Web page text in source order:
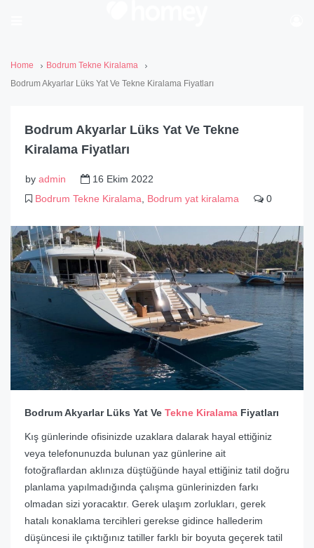
Home
Bodrum Tekne Kiralama
Bodrum Akyarlar Lüks Yat Ve Tekne Kiralama Fiyatları
Bodrum Akyarlar Lüks Yat Ve Tekne
Kiralama Fiyatları
by admin
16 Ekim 2022
Bodrum Tekne Kiralama
Bodrum yat kiralama 0
Bodrum Akyarlar Lüks Yat Ve Tekne Kiralama Fiyatları
Kış günlerinde ofisinizde uzaklara dalarak hayal ettiğiniz
veya telefonunuzda bulunan yaz günlerine ait
fotoğraflardan aklınıza düştüğünde hayal ettiğiniz tatil doğru
planlama yapılmadığında çalışma günlerinizden farkı
olmadan sizi yoracaktır. Gerek ulaşım zorlukları, gerek
hatalı konaklama tercihleri gerekse gidince hallederim
düşüncesi ile çıktığınız tatiller farklı bir boyuta geçerek tatil